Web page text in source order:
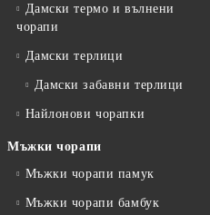
Дамски термо и вълнени
чорапи
Дамски терлици
Дамски забавни терлици
Найлонови чорапки
Мъжки чорапи
Мъжки чорапи памук
Мъжки чорапи бамбук